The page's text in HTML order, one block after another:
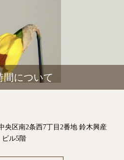
間について
央区南2条西7丁目2番地 鈴木興産
ビル5階